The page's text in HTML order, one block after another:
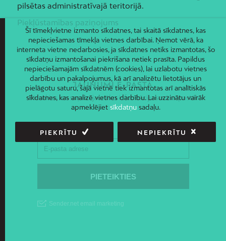
pilsētas administratīvajā teritorijā.
Piekļūstamības paziņojums
JAUNUMI E-PASTĀ
Piesakies un saņem jaunāko informāciju savā e-pastā!
Šī tīmekļvietne izmanto sīkdatnes, tai skaitā sīkdatnes, kas
nepieciešamas tīmekļa vietnes darbībai. Ņemot vērā, ka
interneta vietne nedarbosies, ja sīkdatnes netiks izmantotas, šo
sīkdatņu izmantošanai piekrišana netiek prasīta. Papildus
nepieciešamajām sīkdatnēm (cookies), lai uzlabotu vietnes
darbību un pakalpojumus, kā arī analizētu lietotājus un
pielāgotu saturu, šajā vietnē tiek izmantotas arī analītiskās
sīkdatnes, kas analizē vietnes darbību. Lai uzzinātu vairāk
apmeklējiet sīkdatņusadaļu.
PIEKRĪTU NEPIEKRĪTU